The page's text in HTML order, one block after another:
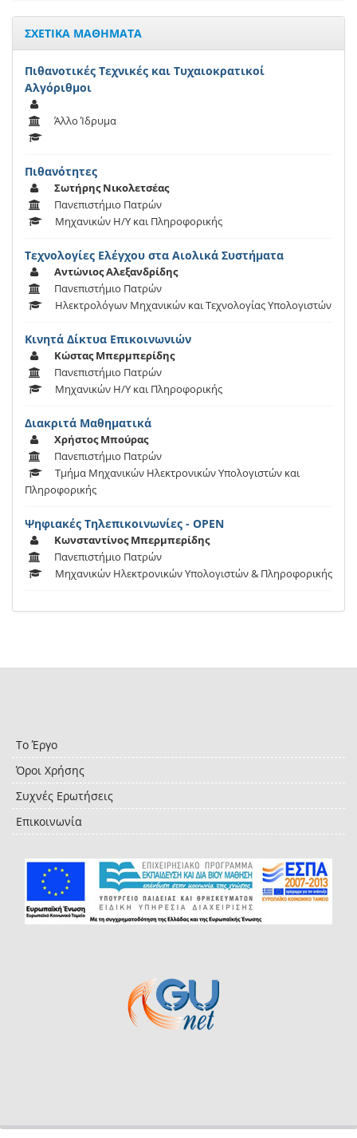
ΣΧΕΤΙΚΑ ΜΑΘΗΜΑΤΑ
Πιθανοτικές Τεχνικές και Τυχαιοκρατικοί
Αλγόριθμοι
Άλλο Ίδρυμα
Πιθανότητες
Σωτήρης Νικολετσέας
Πανεπιστήμιο Πατρών
Μηχανικών Η/Υ και Πληροφορικής
Τεχνολογίες Ελέγχου στα Αιολικά Συστήματα
Αντώνιος Αλεξανδρίδης
Πανεπιστήμιο Πατρών
Ηλεκτρολόγων Μηχανικών και Τεχνολογίας Υπολογιστών
Κινητά Δίκτυα Επικοινωνιών
Κώστας Μπερμπερίδης
Πανεπιστήμιο Πατρών
Μηχανικών Η/Υ και Πληροφορικής
Διακριτά Μαθηματικά
Χρήστος Μπούρας
Πανεπιστήμιο Πατρών
Τμήμα Μηχανικών Ηλεκτρονικών Υπολογιστών και
Πληροφορικής
Ψηφιακές Τηλεπικοινωνίες - OPEN
Κωνσταντίνος Μπερμπερίδης
Πανεπιστήμιο Πατρών
Μηχανικών Ηλεκτρονικών Υπολογιστών & Πληροφορικής
Το Έργο
Όροι Χρήσης
Συχνές Ερωτήσεις
Επικοινωνία